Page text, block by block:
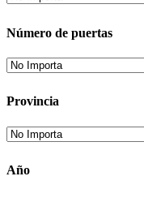
Número de puertas
Provincia
Año